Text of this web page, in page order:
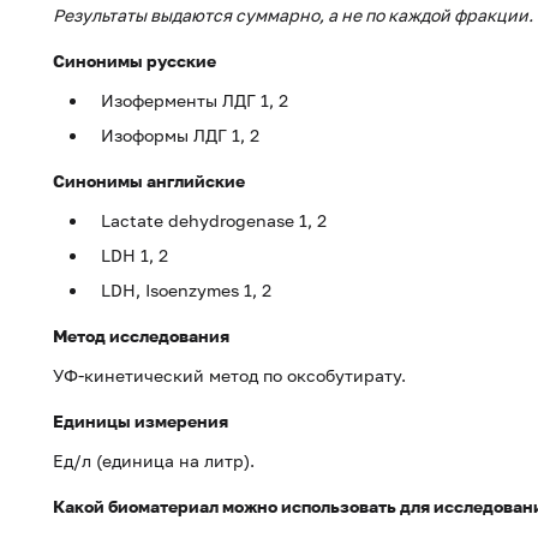
Результаты выдаются суммарно, а не по каждой фракции.
Синонимы русские
Изоферменты ЛДГ 1, 2
Изоформы ЛДГ 1, 2
Синонимы английские
Lactate dehydrogenase 1, 2
LDH 1, 2
LDH, Isoenzymes 1, 2
Метод исследования
УФ-кинетический метод по оксобутирату.
Единицы измерения
Ед/л (единица на литр).
Какой биоматериал можно использовать для